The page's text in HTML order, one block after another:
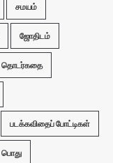
சமயம்
ஜோதிடம்
தொடர்கதை
படக்கவிதைப் போட்டிகள்
பொது